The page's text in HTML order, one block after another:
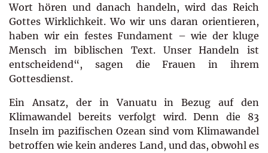
Wort hören und danach handeln, wird das Reich
Gottes Wirklichkeit. Wo wir uns daran orientieren,
haben wir ein festes Fundament – wie der kluge
Mensch im biblischen Text. Unser Handeln ist
entscheidend“, sagen die Frauen in ihrem
Gottesdienst.
Ein Ansatz, der in Vanuatu in Bezug auf den
Klimawandel bereits verfolgt wird. Denn die 83
Inseln im pazifischen Ozean sind vom Klimawandel
betroffen wie kein anderes Land, und das, obwohl es